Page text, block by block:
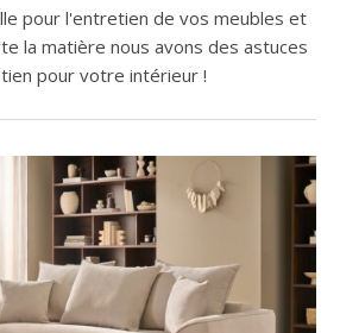
pour l'entretien de vos meubles et
la matière nous avons des astuces
pour votre intérieur !